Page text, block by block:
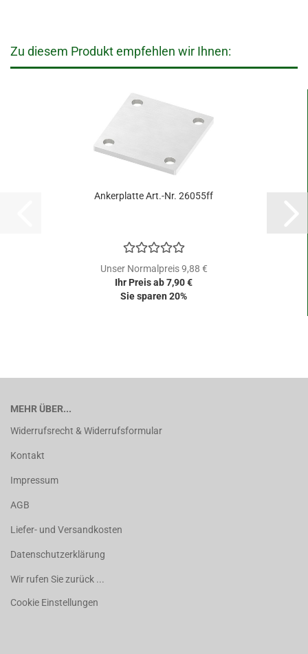
Zu diesem Produkt empfehlen wir Ihnen:
Ankerplatte Art.-Nr. 26055ff
Unser Normalpreis 9,88 €
Ihr Preis ab 7,90 €
Sie sparen 20%
MEHR ÜBER...
Widerrufsrecht & Widerrufsformular
Kontakt
Impressum
AGB
Liefer- und Versandkosten
Datenschutzerklärung
Wir rufen Sie zurück ...
Cookie Einstellungen